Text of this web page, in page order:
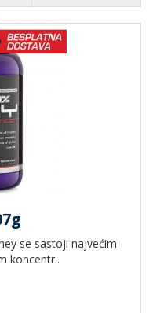
se sastoji najvećim
koncentr..